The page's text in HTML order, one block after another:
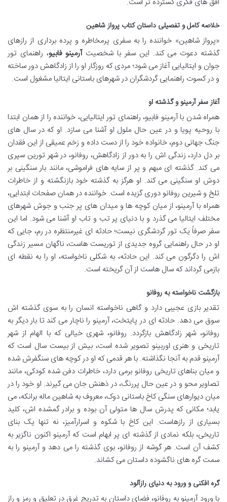
خلاصه کامل و تفصیلی داستان کتاب پرواز شاهین
«پرواز شاهین» خواننده را به سفری پرمخاطره و پرده برداری از رازهای
گذشته دعوت می کند. این سفر با شخصیتآرمینو فابیو، راهنمای تور
جوان و ایتالیایی آغاز می شود؛ مردی که روزگار او را از زادگاهش دور ساخته
و در کسوت راهنمایی گردشگران در شهرهای باستانی ایتالیا مشغول است.
آغاز سفر آرمینو و گذشته او
همراه شدن با آرمینو فابیو، راهنمای تور ایتالیایی، خواننده را از همان ابتدا
با روحیه پویا و در عین حال ملول او آشنا می سازد. او که در سال های
جنگ جهانی دوم، خانواده خود را از دست داده و زخم عمیقی از این فقدان
بر دل دارد، زندگی اش را به دور از زادگاهش، روفانو، در شهر تورین سپری
می کند. گذشته ای مبهم و پر از سایه های فراموشی، مانند بار سنگینی بر
دوش او سنگینی می کند. او هرگز به گذشته خود بازنگشته و از خاطرات
تلخ و شیرین روفانو دوری گزیده است. خواننده در همان صفحات ابتدایی،
همراه با آرمینو، از میان کوچه ها و میدان های پر جنب و جوش شهرهای
مختلف ایتالیا می گذرد و با دنیای پر تب و تاب او آشنا می شود. اما این
سفر صرفاً یک تور گردشگری نیست؛ حادثه ای غیرمنتظره در رم، جایی که
او در حال راهنمایی گروه جدیدی از توریست هاست، ناگهان مسیر زندگی
اش را دگرگون می کند. این حادثه، به شکلی ناخواسته، او را به نقطه ای
بازمی گرداند که سال هاست از آن گریخته است.
بازگشت ناخواسته به روفانو
تقدیر بازی عجیبی دارد و گاهی ناخواسته انسان را به سوی گذشته اش
سوق می دهد. حادثه ای در پایتخت، آرمینو را ناچار می کند تا بار دیگر به
روفانو، شهر زادگاهش بازگردد. روفانو، شهری خیالی که با الهام از شهر
تاریخی و هنری اوربینو تصویر شده است، بیش از بیست سال است که
آرمینو قدم به آنجا نگذاشته. با هر قدمی که او در کوچه های سنگفرش شده
و میان بناهای تاریخی روفانو برمی دارد، خاطرات دفن شده کودکی، مانند
تصاویر محو و در عین حال پررنگ، در ذهنش جان می گیرند. او خود را در
میان دیوارهای سنگی کاخ باستانی دوک، معروف به شاهین ماله برانکه، می
یابد؛ مکانی که پدرش سال ها متولی آن بوده و برادر گمشده اش، کلید
بسیاری از رازهاست. این کاخ با شکوه و اسرارآمیز، نه تنها یک بنای
تاریخی، بلکه نمادی از گذشته ای پر ابهام است که آرمینو اکنون ناگزیر به
کشف آن است. هر گوشه از روفانو، بوی گذشته را می دهد و آرمینو را به
سمت گره های ناگشوده داستان می کشاند.
گره افکنی و ورود به دنیای رازآلود
با ورود آرمینو به روفانو، فضای داستان به تدریج غرق در تعلیق و رمز و راز